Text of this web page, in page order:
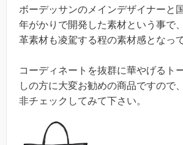
ボーデッサンのメインデザイナーと
年がかりで開発した素材という事で
革素材も凌駕する程の素材感となっ
コーディネートを抜群に華やげるト
しの方に大変お勧めの商品ですので
非チェックしてみて下さい。